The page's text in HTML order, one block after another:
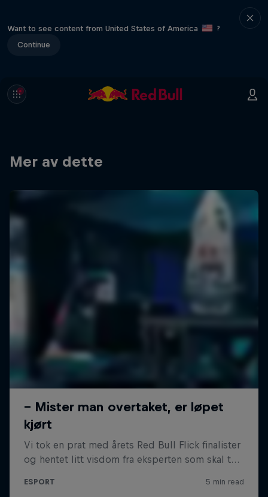
Want to see content from United States of America
?
Continue
Mer av dette